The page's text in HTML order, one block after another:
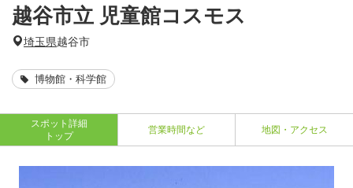
越谷市立 児童館コスモス
埼玉県越谷市
博物館・科学館
スポット詳細
トップ
営業時間など 地図・アクセス